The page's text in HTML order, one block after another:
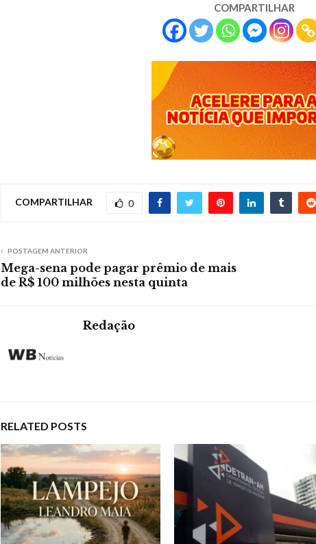
COMPARTILHAR
COMPARTILHAR 0
POSTAGEM ANTERIOR
Mega-sena pode pagar prêmio de mais
de R$ 100 milhões nesta quinta
Redação
RELATED POSTS